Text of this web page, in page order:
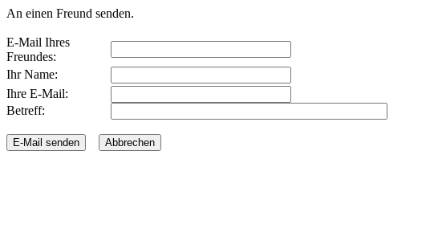
An einen Freund senden.
E-Mail Ihres
Freundes:
Ihr Name:
Ihre E-Mail:
Betreff: